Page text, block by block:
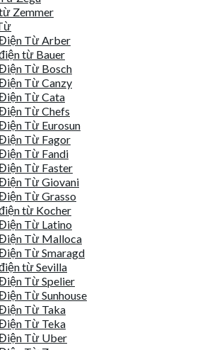
Zemmer
Từ Arber
từ Bauer
Từ Bosch
Từ Canzy
Từ Cata
Từ Chefs
Từ Eurosun
Từ Fagor
Từ Fandi
Từ Faster
Từ Giovani
Từ Grasso
từ Kocher
Từ Latino
Từ Malloca
Từ Smaragd
từ Sevilla
Từ Spelier
Từ Sunhouse
Từ Taka
Từ Teka
Từ Uber